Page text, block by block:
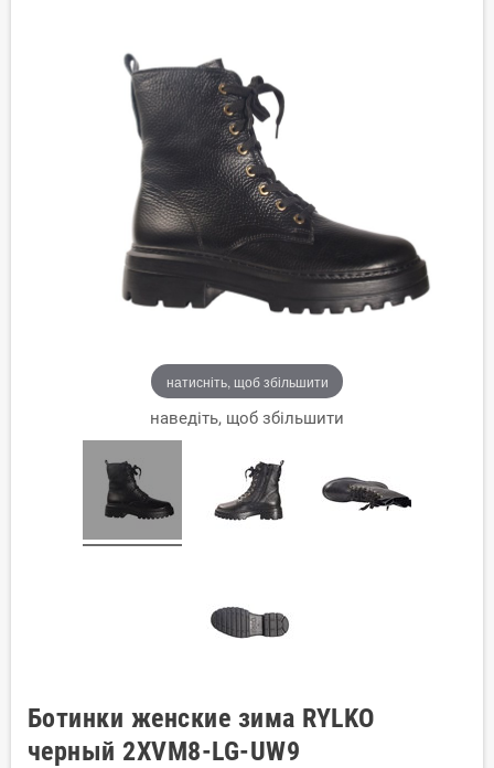
натисніть, щоб збільшити
наведіть, щоб збільшити
Ботинки женские зима RYLKO
черный 2XVM8-LG-UW9